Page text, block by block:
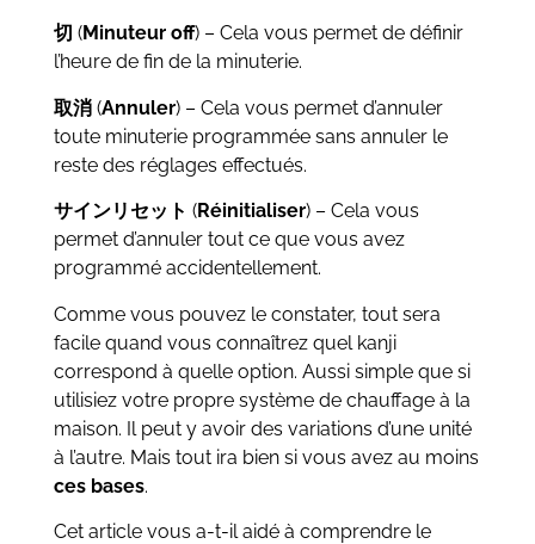
切 (Minuteur off) – Cela vous permet de définir
l’heure de fin de la minuterie.
取消 (Annuler) – Cela vous permet d’annuler
toute minuterie programmée sans annuler le
reste des réglages effectués.
サインリセット (Réinitialiser) – Cela vous
permet d’annuler tout ce que vous avez
programmé accidentellement.
Comme vous pouvez le constater, tout sera
facile quand vous connaîtrez quel kanji
correspond à quelle option. Aussi simple que si
utilisiez votre propre système de chauffage à la
maison. Il peut y avoir des variations d’une unité
à l’autre. Mais tout ira bien si vous avez au moins
ces bases.
Cet article vous a-t-il aidé à comprendre le